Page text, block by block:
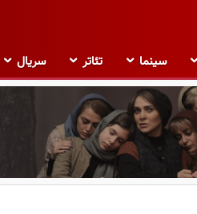
سینما تئاتر سریال